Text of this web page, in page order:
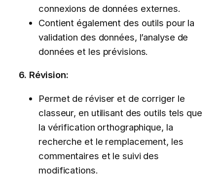
connexions de données externes.
Contient également des outils pour la
validation des données, l’analyse de
données et les prévisions.
6. Révision:
Permet de réviser et de corriger le
classeur, en utilisant des outils tels que
la vérification orthographique, la
recherche et le remplacement, les
commentaires et le suivi des
modifications.